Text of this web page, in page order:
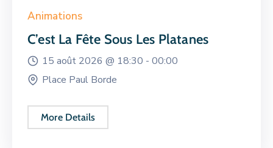
Animations
C’est La Fête Sous Les Platanes
15 août 2026 @ 18:30 - 00:00
Place Paul Borde
More Details